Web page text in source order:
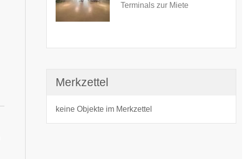
Terminals zur Miete
Merkzettel
keine Objekte im Merkzettel